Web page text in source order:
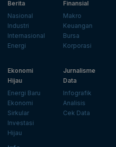
Berita
Nasional
Industri
Internasional
Energi
Finansial
Makro
Keuangan
Bursa
Korporasi
Ekonomi
Hijau
Energi Baru
Ekonomi
Sirkular
Investasi
Hijau
Jurnalisme
Data
Infografik
Analisis
Cek Data